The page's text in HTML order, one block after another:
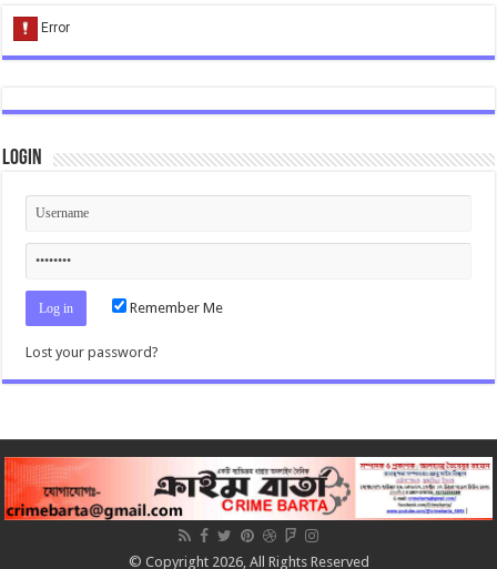
Login
Remember Me
Lost your password?
© Copyright 2026, All Rights Reserved